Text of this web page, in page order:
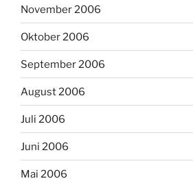
November 2006
Oktober 2006
September 2006
August 2006
Juli 2006
Juni 2006
Mai 2006